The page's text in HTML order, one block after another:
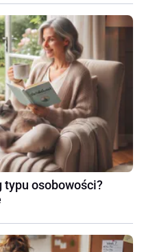
typu osobowości?